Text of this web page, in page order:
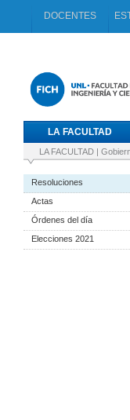
DOCENTES
LA FACULTAD
LA FACULTAD |
Resoluciones
Actas
Órdenes del día
Elecciones 2021